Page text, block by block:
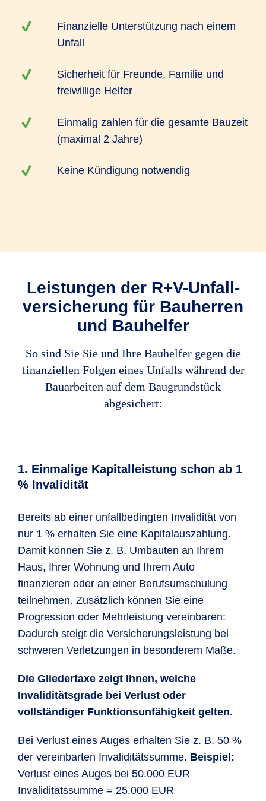
Finanzielle Unterstützung nach einem
Unfall
Sicherheit für Freunde, Familie und
freiwillige Helfer
Einmalig zahlen für die gesamte Bauzeit
(maximal 2 Jahre)
Keine Kündigung notwendig
Leistungen der R+V-Unfall­
versicherung für Bau­herren
und Bauhelfer
So sind Sie Sie und Ihre Bauhelfer gegen die
finanziellen Folgen eines Unfalls während der
Bauarbeiten auf dem Baugrundstück
abgesichert:
1. Einmalige Kapitalleistung schon ab 1
% Invalidität
Bereits ab einer unfallbedingten Invalidität von
nur 1 % erhalten Sie eine Kapitalauszahlung.
Damit können Sie z. B. Umbauten an Ihrem
Haus, Ihrer Wohnung und Ihrem Auto
finanzieren oder an einer Berufsumschulung
teilnehmen. Zusätzlich können Sie eine
Progression oder Mehrleistung vereinbaren:
Dadurch steigt die Versicherungsleistung bei
schweren Verletzungen in besonderem Maße.
Die Gliedertaxe zeigt Ihnen, welche
Invaliditätsgrade bei Verlust oder
vollständiger Funktionsunfähigkeit gelten.
Bei Verlust eines Auges erhalten Sie z. B. 50 %
der vereinbarten Invaliditätssumme. Beispiel:
Verlust eines Auges bei 50.000 EUR
Invaliditätssumme = 25.000 EUR